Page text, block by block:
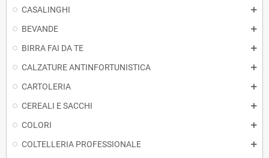
CASALINGHI
BEVANDE
BIRRA FAI DA TE
CALZATURE ANTINFORTUNISTICA
CARTOLERIA
CEREALI E SACCHI
COLORI
COLTELLERIA PROFESSIONALE